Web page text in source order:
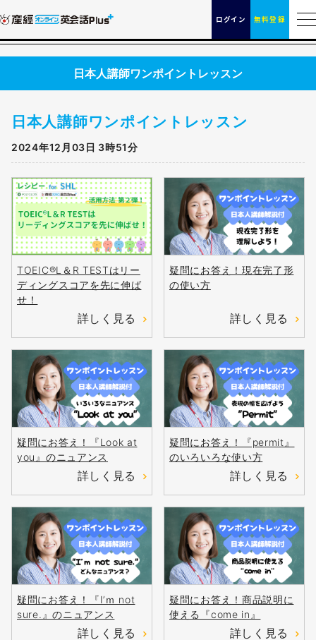
ログイン 無料登録
日本人講師ワンポイントレッスン
日本人講師ワンポイントレッスン
2024年12月03日 3時51分
TOEIC®L＆R TESTはリー
ディングスコアを先に伸ば
せ！
詳しく見る
疑問にお答え！現在完了形
の使い方
詳しく見る
疑問にお答え！『Look at
you』のニュアンス
詳しく見る
疑問にお答え！『permit』
のいろいろな使い方
詳しく見る
疑問にお答え！『I’ｍ not
sure.』のニュアンス
詳しく見る
疑問にお答え！商品説明に
使える『come in』
詳しく見る